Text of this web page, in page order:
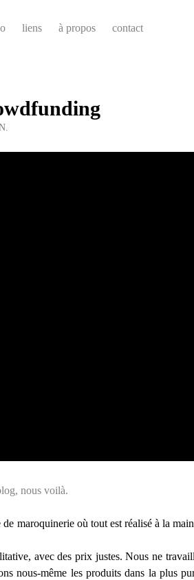
liens à propos contact
nous voilà.
de maroquinerie où tout est réalisé à la
avec des prix justes. Nous ne
nous-même les produits dans la plus